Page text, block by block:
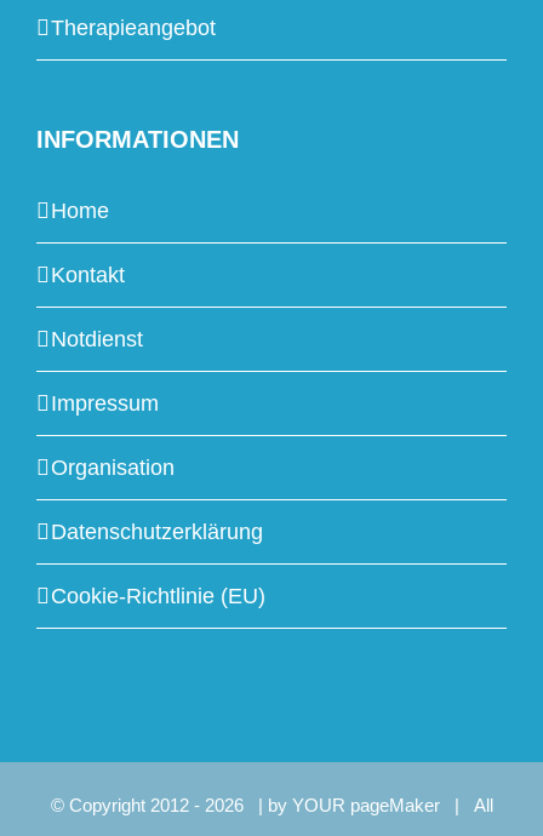
Therapieangebot
INFORMATIONEN
Home
Kontakt
Notdienst
Impressum
Organisation
Datenschutzerklärung
Cookie-Richtlinie (EU)
© Copyright 2012 - 2026 | by YOUR pageMaker| All